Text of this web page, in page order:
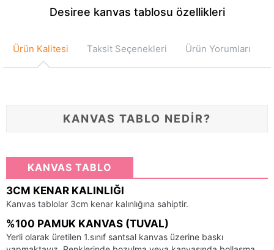
Desiree kanvas tablosu özellikleri
Ürün Kalitesi Taksit Seçenekleri Ürün Yorumları
KANVAS TABLO NEDİR?
KANVAS TABLO
3CM KENAR KALINLIĞI
Kanvas tablolar 3cm kenar kalınlığına sahiptir.
%100 PAMUK KANVAS (TUVAL)
Yerli olarak üretilen 1.sınıf santsal kanvas üzerine baskı